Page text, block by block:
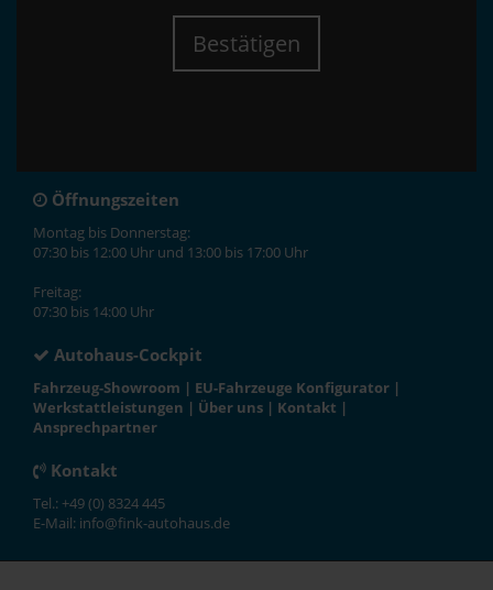
Bestätigen
Öffnungszeiten
Montag bis Donnerstag:
07:30 bis 12:00 Uhr und 13:00 bis 17:00 Uhr
Freitag:
07:30 bis 14:00 Uhr
Autohaus-Cockpit
Fahrzeug-Showroom | EU-Fahrzeuge Konfigurator |
Werkstattleistungen | Über uns | Kontakt |
Ansprechpartner
Kontakt
Tel.: +49 (0) 8324 445
E-Mail: info@fink-autohaus.de